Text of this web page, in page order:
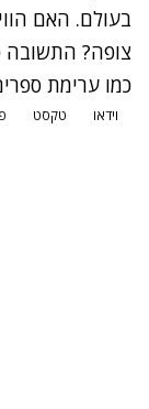
בעולם. האם
צופה? התשובה
כמו ערימת
וידאו טקסט